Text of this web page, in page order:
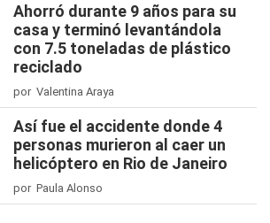
Ahorró durante 9 años para su
casa y terminó levantándola
con 7.5 toneladas de plástico
reciclado
por Valentina Araya
Así fue el accidente donde 4
personas murieron al caer un
helicóptero en Rio de Janeiro
por Paula Alonso